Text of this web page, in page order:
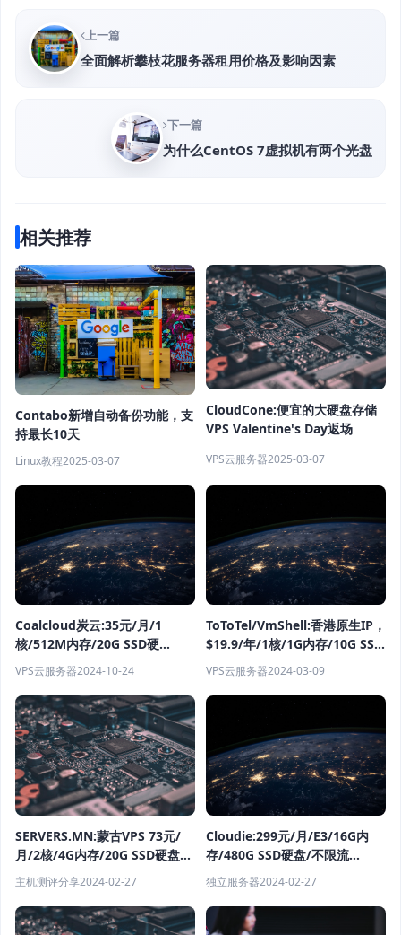
上一篇
全面解析攀枝花服务器租用价格及影响因素
下一篇
为什么CentOS 7虚拟机有两个光盘
相关推荐
Contabo新增自动备份功能，支
持最长10天
Linux教程2025-03-07
CloudCone:便宜的大硬盘存储
VPS Valentine's Day返场
VPS云服务器2025-03-07
Coalcloud炭云:35元/月/1
核/512M内存/20G SSD硬
盘/200G流量/300Mbps端
口/KVM/湖北联通
VPS云服务器2024-10-24
ToToTel/VmShell:香港原生IP，
$19.9/年/1核/1G内存/10G SSD
硬盘/2T流量/500Mbps端
口/KVM/香港/国际BGP
VPS云服务器2024-03-09
SERVERS.MN:蒙古VPS 73元/
月/2核/4G内存/20G SSD硬盘/
不限流量/1Gbps端口/乌兰巴托
主机测评分享2024-02-27
Cloudie:299元/月/E3/16G内
存/480G SSD硬盘/不限流
量/100Mbps带宽/香港BGP直连
独立服务器2024-02-27